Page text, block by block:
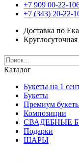
+7 909 00-22-
+7 (343) 20-22-
Доставка по
Круглосуточная
Каталог
Букеты на 1
Букеты
Премиум
Композиции
СВАДЕБНЫЕ
Подарки
ШАРЫ